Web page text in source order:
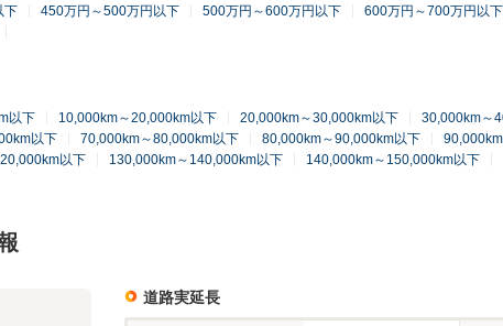
下 450万円～500万円以下 500万円～600万円以下
600万円～700万円以下
以下 10,000km～20,000km以下 20,000km～30,000km以下
30,000km～
以下 70,000km～80,000km以下 80,000km～90,000km以下
以下 130,000km～140,000km以下 140,000km～150,000km以下
道路実延長